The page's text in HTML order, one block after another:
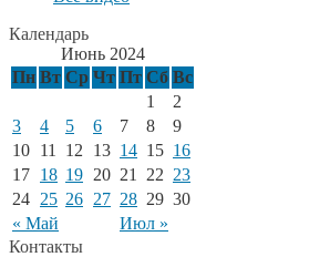
Календарь
Июнь 2024
Пн Вт Ср Чт Пт Сб Вс
« Май Июл »
1
2
3
4 5 6 7 8
9
10 11 12 13 14 15 16
17 18 19 20 21 22 23
24 25 26 27 28 29 30
Контакты